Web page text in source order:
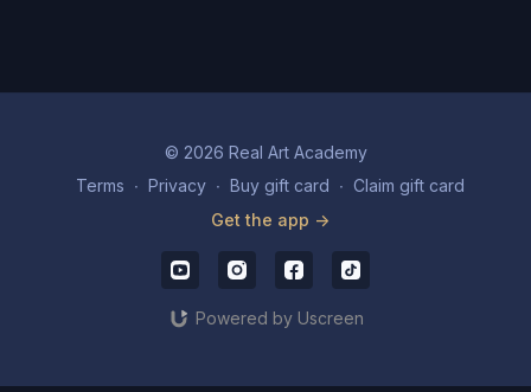
© 2026 Real Art Academy
Terms ∙ Privacy ∙ Buy gift card ∙ Claim gift card
Get the app ->
Powered by Uscreen